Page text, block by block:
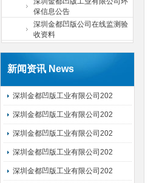
保信息公告
深圳金都凹版公司在线监测验
收资料
新闻资讯 News
深圳金都凹版工业有限公司202
深圳金都凹版工业有限公司202
深圳金都凹版工业有限公司202
深圳金都凹版工业有限公司202
深圳金都凹版工业有限公司202